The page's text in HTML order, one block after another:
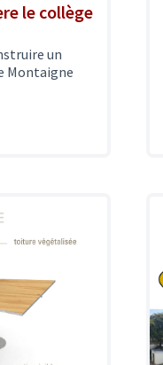
le collège
un
Montaigne